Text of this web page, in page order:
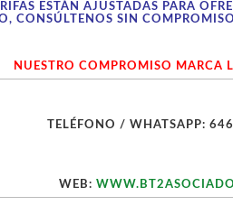
ESTÁN AJUSTADAS PARA
CONSÚLTENOS SIN
NUESTRO COMPROMISO MARCA
TELÉFONO / WHATSAPP:
WEB: